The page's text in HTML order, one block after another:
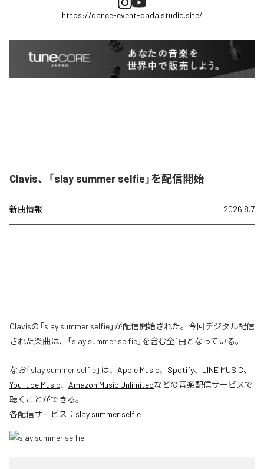
https://dance-event-dada.studio.site/
Clavis、「slay summer selfie」を配信開始
新曲情報 2026.8.7
Clavisの「slay summer selfie」が配信開始された。今回デジタル配信
された楽曲は、「slay summer selfie」を含む全1曲となっている。
なお「slay summer selfie」は、 Apple Music、 Spotify、 LINE MUSIC、
YouTube Music、 Amazon Music Unlimitedなどの音楽配信サービスで
聴くことができる。
各配信サービス： slay summer selfie